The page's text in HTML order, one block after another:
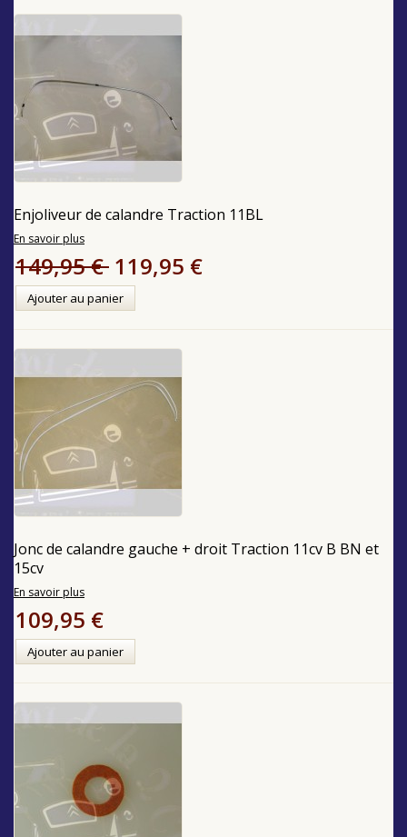
Enjoliveur de calandre Traction 11BL
En savoir plus
149,95 € 119,95 €
Ajouter au panier
Jonc de calandre gauche + droit Traction 11cv B BN et
15cv
En savoir plus
109,95 €
Ajouter au panier